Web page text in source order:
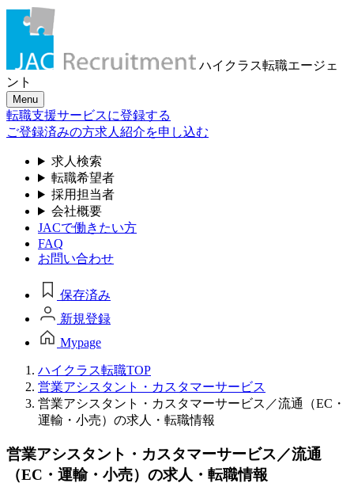
ハイクラス転職エージェ
ント
Menu
転職支援サービスに登録する
ご登録済みの方求人紹介を申し込む
求人検索
転職希望者
採用担当者
会社概要
JACで働きたい方
FAQ
お問い合わせ
保存済み
新規登録
Mypage
ハイクラス転職TOP
営業アシスタント・カスタマーサービス
営業アシスタント・カスタマーサービス／流通（EC・
運輸・小売）の求人・転職情報
営業アシスタント・カスタマーサービス／流通
（EC・運輸・小売）の求人・転職情報